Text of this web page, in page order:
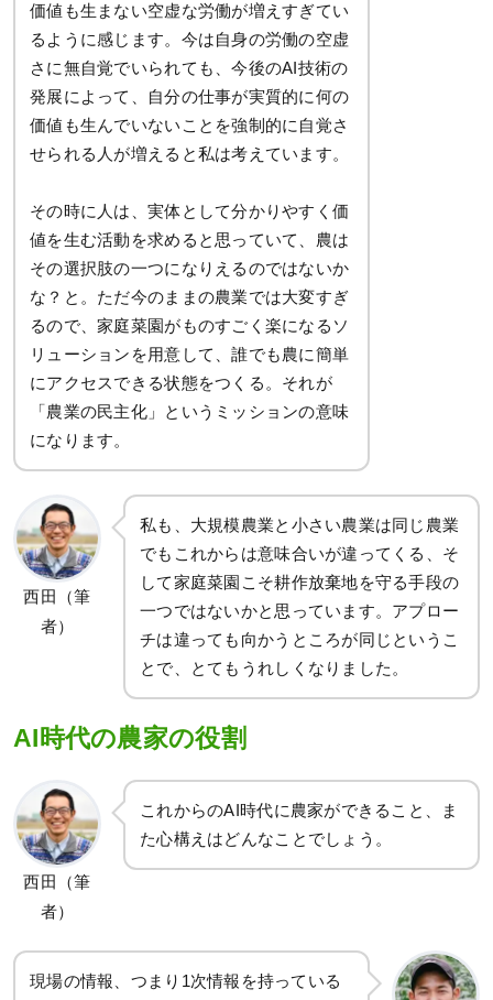
価値も生まない空虚な労働が増えすぎてい
るように感じます。今は自身の労働の空虚
さに無自覚でいられても、今後のAI技術の
発展によって、自分の仕事が実質的に何の
価値も生んでいないことを強制的に自覚さ
せられる人が増えると私は考えています。
その時に人は、実体として分かりやすく価
値を生む活動を求めると思っていて、農は
その選択肢の一つになりえるのではないか
な？と。ただ今のままの農業では大変すぎ
るので、家庭菜園がものすごく楽になるソ
リューションを用意して、誰でも農に簡単
にアクセスできる状態をつくる。それが
「農業の民主化」というミッションの意味
になります。
西田（筆
者）
私も、大規模農業と小さい農業は同じ農業
でもこれからは意味合いが違ってくる、そ
して家庭菜園こそ耕作放棄地を守る手段の
一つではないかと思っています。アプロー
チは違っても向かうところが同じというこ
とで、とてもうれしくなりました。
AI時代の農家の役割
西田（筆
者）
これからのAI時代に農家ができること、ま
た心構えはどんなことでしょう。
現場の情報、つまり1次情報を持っている